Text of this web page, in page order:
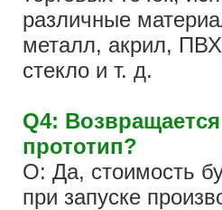
различные
металл, акрил,
стекло и т. д.
Q4:
прототип?
О: Да, стоимость
при запуске